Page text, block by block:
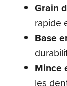
Grain
rapide
Base
Mince